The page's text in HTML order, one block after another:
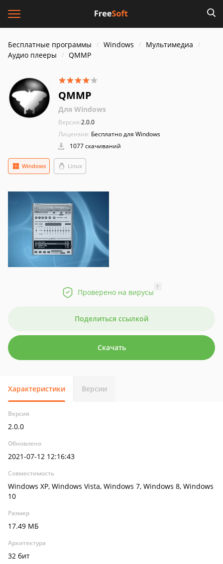
Бесплатные программы Windows
Мультимедиа
Аудио плееры
QMMP
QMMP
Для Windows
Версия:2.0.0
Лицензия: Бесплатно для Windows
1077 скачиваний
Linux
Windows
Проверено на вирусы
?
Поделиться ссылкой
Скачать
Характеристики Версии
Версия
2.0.0
Обновлено
2021-07-12 12:16:43
Совместимость
Windows XP, Windows Vista, Windows 7, Windows 8, Windows
10
Размер
17.49 МБ
Архитектура
32 бит